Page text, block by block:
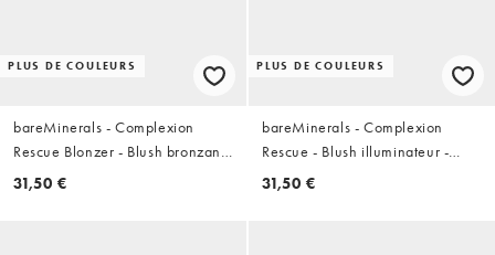
PLUS DE COULEURS
bareMinerals - Complexion
Rescue Blonzer - Blush bronzant
- Kiss of Rose
31,50 €
PLUS DE COULEURS
bareMinerals - Complexion
Rescue - Blush illuminateur -
Mauve Glow
31,50 €